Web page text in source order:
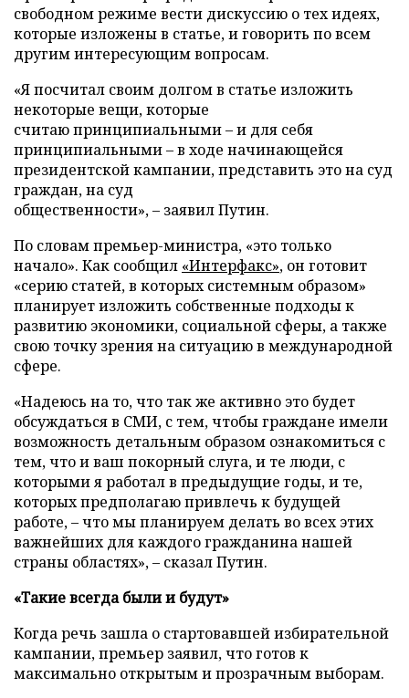
свободном режиме вести дискуссию о тех идеях,
которые изложены в статье, и говорить по всем
другим интересующим вопросам.
«Я посчитал своим долгом в статье изложить
некоторые вещи, которые
считаю принципиальными – и для себя
принципиальными – в ходе начинающейся
президентской кампании, представить это на суд
граждан, на суд
общественности», – заявил Путин.
По словам премьер-министра, «это только
начало». Как сообщил «Интерфакс», он готовит
«серию статей, в которых системным образом»
планирует изложить собственные подходы к
развитию экономики, социальной сферы, а также
свою точку зрения на ситуацию в международной
сфере.
«Надеюсь на то, что так же активно это будет
обсуждаться в СМИ, с тем, чтобы граждане имели
возможность детальным образом ознакомиться с
тем, что и ваш покорный слуга, и те люди, с
которыми я работал в предыдущие годы, и те,
которых предполагаю привлечь к будущей
работе, – что мы планируем делать во всех этих
важнейших для каждого гражданина нашей
страны областях», – сказал Путин.
«Такие всегда были и будут»
Когда речь зашла о стартовавшей избирательной
кампании, премьер заявил, что готов к
максимально открытым и прозрачным выборам.